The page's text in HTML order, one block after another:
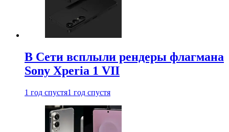
В Сети всплыли рендеры флагмана
Sony Xperia 1 VII
1 год спустя1 год спустя